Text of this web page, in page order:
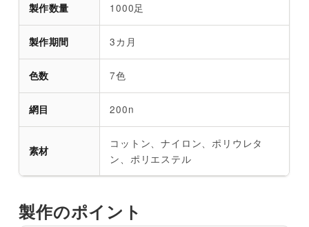
製作数量 1000足
製作期間 3カ月
色数 7色
網目 200n
素材
コットン、ナイロン、ポリウレタ
ン、ポリエステル
製作のポイント